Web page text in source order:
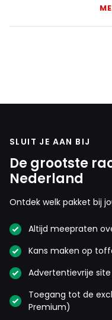
SLUIT JE AAN BIJ
De grootste
Nederland
Ontdek welk pakket bij
Altijd meepraten
Kans maken op
Advertentievrije
Toegang tot de
Premium)